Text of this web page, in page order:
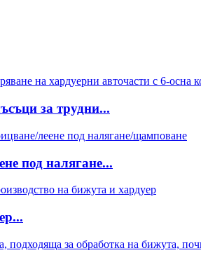
за трудни...
под налягане...